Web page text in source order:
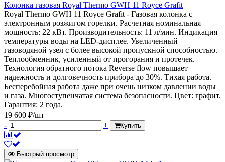
Колонка газовая Royal Thermo GWH 11 Royce Grafit
Royal Thermo GWH 11 Royce Grafit - Газовая колонка с
электронным розжигом горелки. Расчетная номинальная
мощность: 22 кВт. Производительность: 11 л/мин. Индикация
температуры воды на LED-дисплее. Увеличенный
газоводяной узел с более высокой пропускной способностью.
Теплообменник, усиленный от прогорания и протечек.
Технология обратного потока Reverse flow повышает
надежность и долговечность прибора до 30%. Тихая работа.
Бесперебойная работа даже при очень низком давлении воды
и газа. Многоступенчатая система безопасности. Цвет: графит.
Гарантия: 2 года.
19 600 ₽/шт
-
+ Купить
Быстрый просмотр